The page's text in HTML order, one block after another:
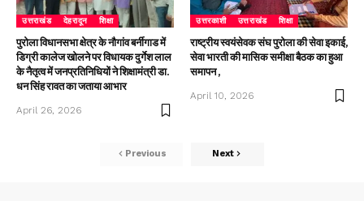
उत्तराखंड देहरादून शिक्षा
पुरोला विधानसभा क्षेत्र के नौगांव बर्नीगाड में
डिग्री कालेज खोलने पर विधायक दुर्गेश लाल
के नैतृत्व में जनप्रतिनिधियों ने शिक्षामंत्री डा.
धन सिंह रावत का जताया आभार
April 26, 2026
उत्तरकाशी उत्तराखंड शिक्षा
राष्ट्रीय स्वयंसेवक संघ पुरोला की सेवा इकाई,
सेवा भारती की मासिक समीक्षा बैठक का हुआ
समापन ,
April 10, 2026
Previous Next